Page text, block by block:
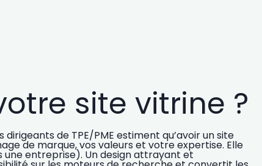
site vitrine ?
dirigeants de TPE/PME estiment qu’avoir un site
de marque, vos valeurs et votre expertise. Elle
entreprise). Un design attrayant et